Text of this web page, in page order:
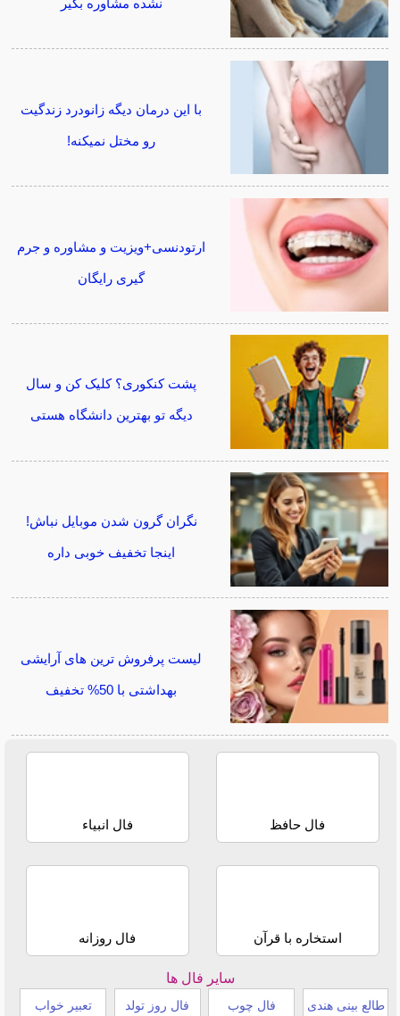
نشده مشاوره بگیر
با این درمان دیگه زانودرد زندگیت
رو مختل نمیکنه!
ارتودنسی+ویزیت و مشاوره و جرم
گیری رایگان
پشت کنکوری؟ کلیک کن و سال
دیگه تو بهترین دانشگاه هستی
نگران گرون شدن موبایل نباش!
اینجا تخفیف خوبی داره
لیست پرفروش ترین های آرایشی
بهداشتی با 50% تخفیف
فال حافظ فال انبیاء
استخاره با قرآن فال روزانه
سایر فال ها
طالع بینی هندی فال چوب فال روز تولد تعبیر خواب